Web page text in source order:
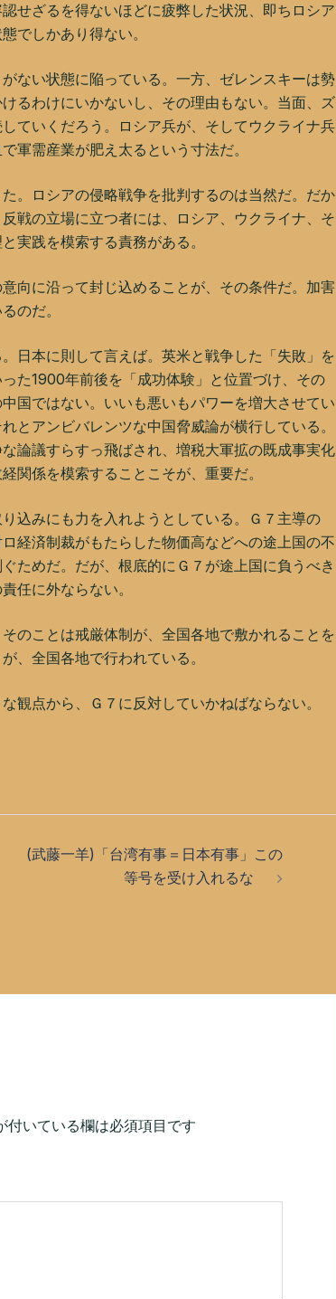
せざるを得ないほどに疲弊した状況、即ちロシア
でしかあり得ない。
ない状態に陥っている。一方、ゼレンスキーは勢
るわけにいかないし、その理由もない。当面、ズ
ていくだろう。ロシア兵が、そしてウクライナ兵
軍需産業が肥え太るという寸法だ。
。ロシアの侵略戦争を批判するのは当然だ。だか
戦の立場に立つ者には、ロシア、ウクライナ、そ
実践を模索する責務がある。
向に沿って封じ込めることが、その条件だ。加害
のだ。
日本に則して言えば。英米と戦争した「失敗」を
た1900年前後を「成功体験」と位置づけ、その
国ではない。いいも悪いもパワーを増大させてい
とアンビバレンツな中国脅威論が横行している。
論議すらすっ飛ばされ、増税大軍拡の既成事実化
関係を模索することこそが、重要だ。
込みにも力を入れようとしている。Ｇ７主導の
経済制裁がもたらした物価高などへの途上国の不
ためだ。だが、根底的にＧ７が途上国に負うべき
任に外ならない。
のことは戒厳体制が、全国各地で敷かれることを
、全国各地で行われている。
点から、Ｇ７に反対していかねばならない。
(武藤一羊)「台湾有事＝日本有事」この
等号を受け入れるな
付いている欄は必須項目です